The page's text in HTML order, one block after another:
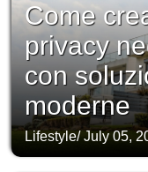
Come
privacy
con
moderne
Lifestyle/July 05,